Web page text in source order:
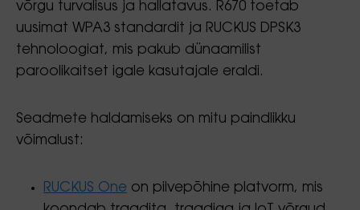
võrgu turvalisus ja hallatavus. R670 toetab
uusimat WPA3 standardit ja RUCKUS DPSK3
tehnoloogiat, mis pakub dünaamilist
paroolikaitset igale kasutajale eraldi.
Seadmete haldamiseks on mitu paindlikku
võimalust:
RUCKUS One on pilvepõhine platvorm, mis